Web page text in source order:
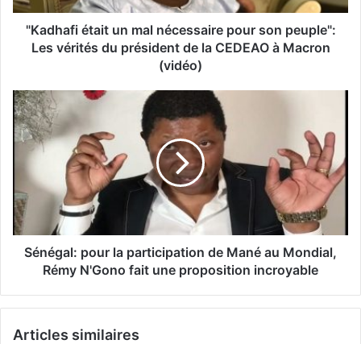
"Kadhafi était un mal nécessaire pour son peuple":
Les vérités du président de la CEDEAO à Macron
(vidéo)
Sénégal: pour la participation de Mané au Mondial,
Rémy N'Gono fait une proposition incroyable
Articles similaires